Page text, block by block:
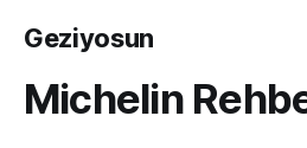
Geziyosun
Michelin